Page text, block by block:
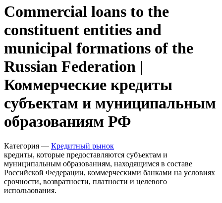
Commercial loans to the
constituent entities and
municipal formations of the
Russian Federation |
Коммерческие кредиты
субъектам и муниципальным
образованиям РФ
Категория — Кредитный рынок
кредиты, которые предоставляются субъектам и
муниципальным образованиям, находящимся в составе
Российской Федерации, коммерческими банками на условиях
срочности, возвратности, платности и целевого
использования.